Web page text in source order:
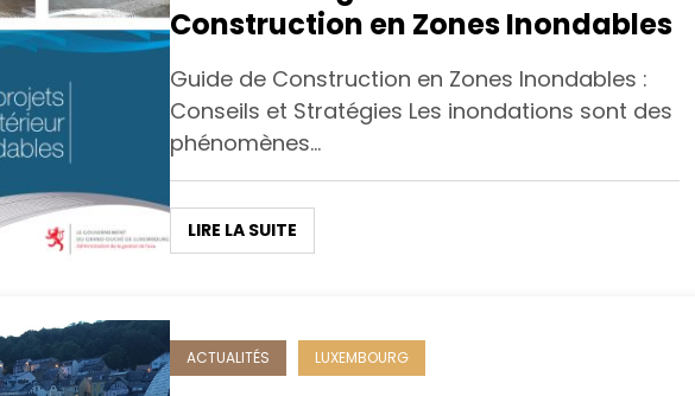
Construction en Zones Inondables
Guide de Construction en Zones Inondables :
Conseils et Stratégies Les inondations sont des
phénomènes…
LIRE LA SUITE
ACTUALITÉS LUXEMBOURG